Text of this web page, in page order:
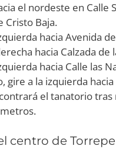
el nordeste en Calle
Cristo Baja.
hacia Avenida
hacia Calzada de
hacia Calle las
gire a la izquierda hacia
el tanatorio
centro de